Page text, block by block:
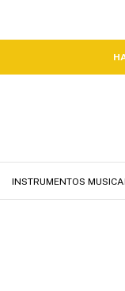
INSTRUMENTOS